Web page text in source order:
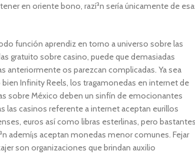
en oriente bono, razí³n serí­a únicamente de
función aprendiz en torno a universo sobre las
gratuito sobre casino, puede que demasiadas
anteriormente os parezcan complicadas. Ya sea
bien Infinity Reels, los tragamonedas en internet de
sobre México deben un sinfín de emocionantes
las casinos referente a internet aceptan eurillos
euros así­ como libras esterlinas, pero bastantes
ademí¡s aceptan monedas menor comunes. Fejar
son organizaciones que brindan auxilio